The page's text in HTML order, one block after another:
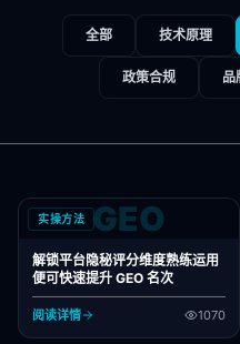
全部 技术原理
政策合规 品
实操方法 GEO
解锁平台隐秘评分维度熟练运用
便可快速提升 GEO 名次
阅读详情 1070